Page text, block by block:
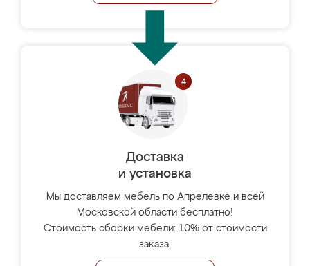
Доставка
и установка
Мы доставляем мебель по Апрелевке и всей
Московской области бесплатно!
Стоимость сборки мебели: 10% от стоимости
заказа.